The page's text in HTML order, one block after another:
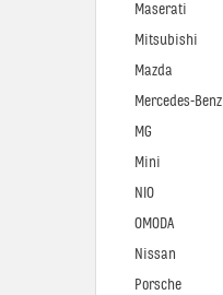
Maserati
Mitsubishi
Mazda
Mercedes-Benz
MG
Mini
NIO
OMODA
Nissan
Porsche